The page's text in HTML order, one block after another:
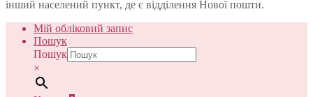
інший населений пункт, де є відділення Нової пошти.
Мій обліковий запис
Пошук
Пошук
×